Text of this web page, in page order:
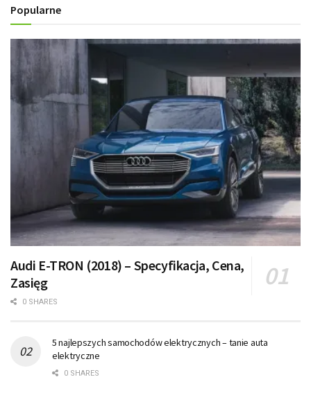
Popularne
Audi E-TRON (2018) – Specyfikacja, Cena,
Zasięg
0 SHARES
5 najlepszych samochodów elektrycznych – tanie auta
elektryczne
0 SHARES